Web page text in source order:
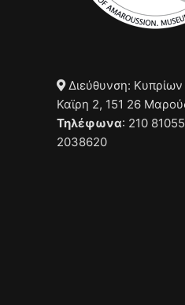
Διεύθυνση:
Καϊρη 2, 151 26
Τηλέφωνα: 210
2038620